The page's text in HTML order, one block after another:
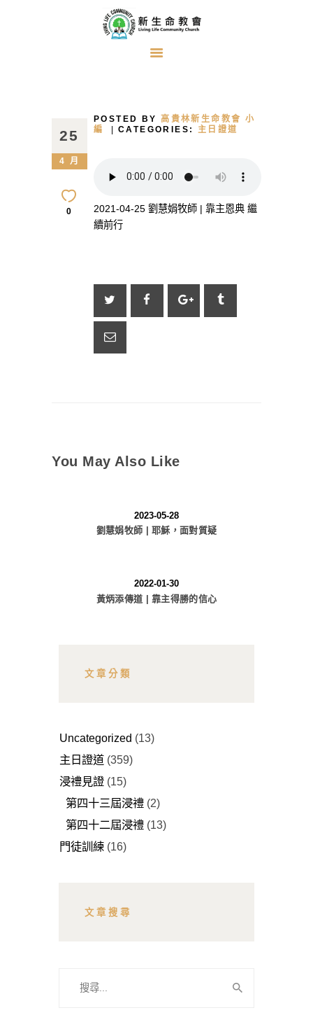
牧者的話
主日證道
浸禮見證
25
4 月
0
POSTED BY 高貴林新生命教會 小
編
CATEGORIES: 主日證道
2021-04-25 劉慧娟牧師 | 靠主恩典 繼
續前行
You May Also Like
2023-05-28
劉慧娟牧師 | 耶穌，面對質疑
2022-01-30
黃炳添傳道 | 靠主得勝的信心
文章分類
Uncategorized (13)
主日證道 (359)
浸禮見證 (15)
第四十三屆浸禮 (2)
第四十二屆浸禮 (13)
門徒訓練 (16)
文章搜尋